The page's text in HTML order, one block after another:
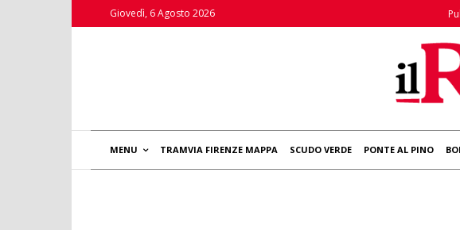
Giovedì, 6 Agosto 2026
MENU TRAMVIA FIRENZE MAPPA SCUDO VERDE PONTE AL PINO